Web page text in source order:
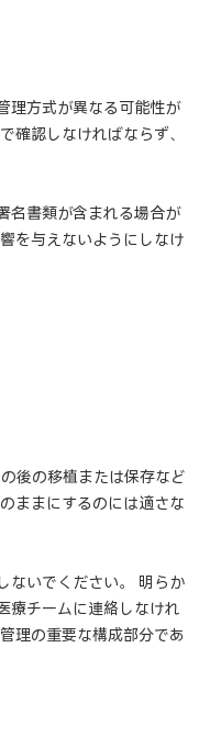
理方式が異なる可能性が
確認しなければならず、
名書類が含まれる場合が
を与えないようにしなけ
後の移植または保存など
ままにするのには適さな
ないでください。 明らか
療チームに連絡しなけれ
理の重要な構成部分であ